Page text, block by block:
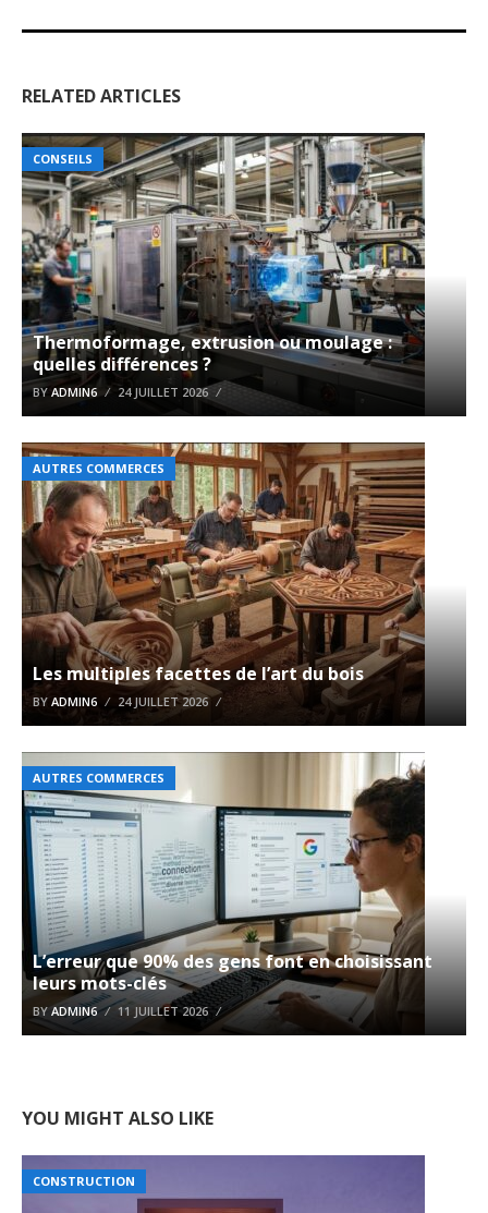
RELATED ARTICLES
CONSEILS
Thermoformage, extrusion ou moulage :
quelles différences ?
BY ADMIN6 24 JUILLET 2026
AUTRES COMMERCES
Les multiples facettes de l’art du bois
BY ADMIN6 24 JUILLET 2026
AUTRES COMMERCES
L’erreur que 90% des gens font en choisissant
leurs mots-clés
BYADMIN6 11 JUILLET 2026
YOU MIGHT ALSO LIKE
CONSTRUCTION